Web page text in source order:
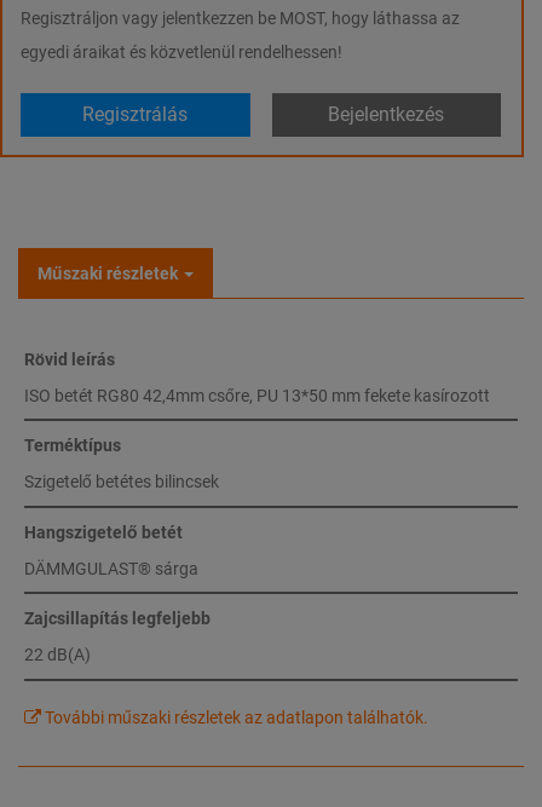
Regisztráljon vagy jelentkezzen be MOST, hogy láthassa az
egyedi áraikat és közvetlenül rendelhessen!
Regisztrálás Bejelentkezés
Műszaki részletek
Rövid leírás
ISO betét RG80 42,4mm csőre, PU 13*50 mm fekete kasírozott
Terméktípus
Szigetelő betétes bilincsek
Hangszigetelő betét
DÄMMGULAST® sárga
Zajcsillapítás legfeljebb
22 dB(A)
További műszaki részletek az adatlapon találhatók.